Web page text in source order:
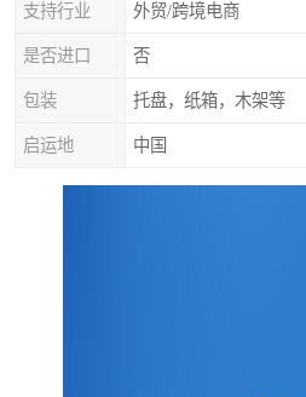
支持行业 外贸/跨境电商
是否进口 否
包装 托盘，纸箱，木架等
启运地 中国